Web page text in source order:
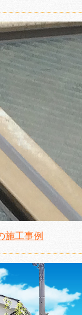
施工事例